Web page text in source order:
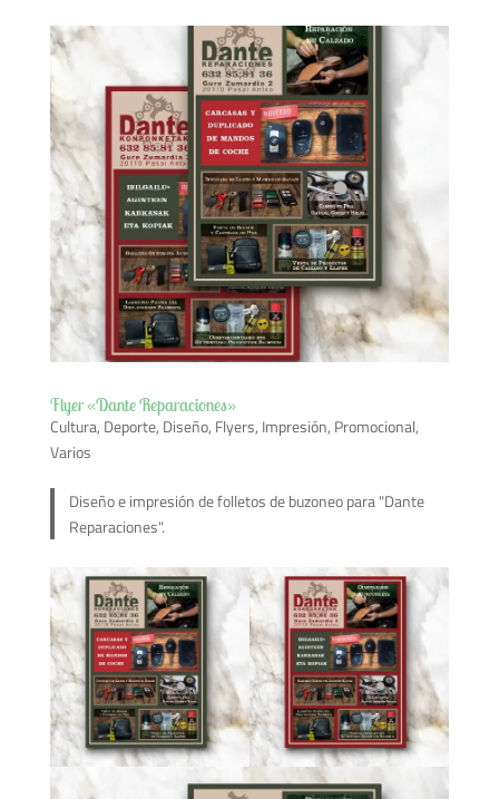
Flyer «Dante Reparaciones»
Cultura, Deporte, Diseño, Flyers, Impresión, Promocional,
Varios
Diseño e impresión de folletos de buzoneo para "Dante
Reparaciones".